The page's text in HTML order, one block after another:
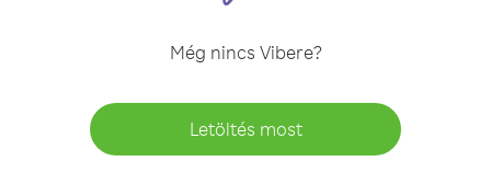
Még nincs Vibere?
Letöltés most